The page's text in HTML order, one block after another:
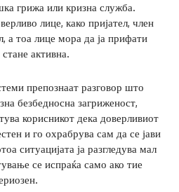
грижа или кризна служба.
лице, како пријател, член
а тоа лице мора да ја прифати
активна.
препознаат разговор што
безбедносна загриженост,
корисникот дека доверливиот
и го охрабрува сам да се јави
ситуацијата ја разгледува мал
се испраќа само ако тие